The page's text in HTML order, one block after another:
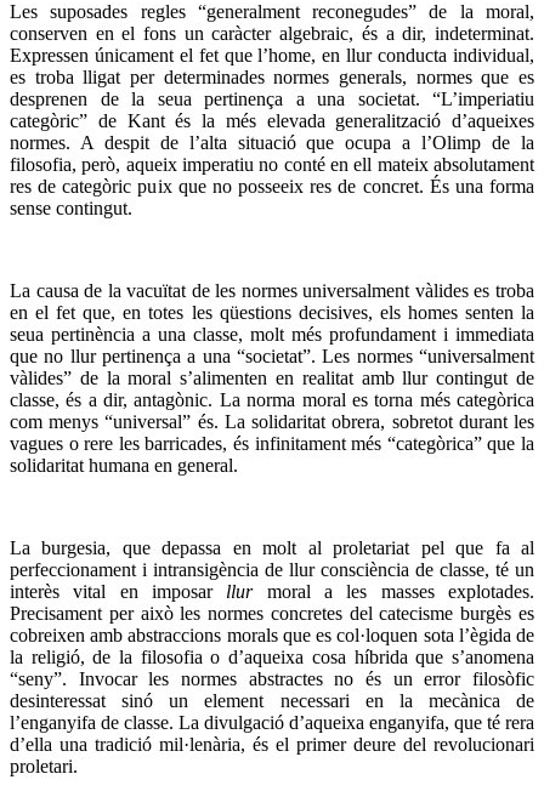
Les suposades regles “generalment reconegudes” de la moral,
conserven en el fons un caràcter algebraic, és a dir, indeterminat.
Expressen únicament el fet que l’home, en llur conducta individual,
es troba lligat per determinades normes generals, normes que es
desprenen de la seua pertinença a una societat. “L’imperiatiu
categòric” de Kant és la més elevada generalització d’aqueixes
normes. A despit de l’alta situació que ocupa a l’Olimp de la
filosofia, però, aqueix imperatiu no conté en ell mateix absolutament
res de categòric puix que no posseeix res de concret. És una forma
sense contingut.
La causa de la vacuïtat de les normes universalment vàlides es troba
en el fet que, en totes les qüestions decisives, els homes senten la
seua pertinència a una classe, molt més profundament i immediata
que no llur pertinença a una “societat”. Les normes “universalment
vàlides” de la moral s’alimenten en realitat amb llur contingut de
classe, és a dir, antagònic. La norma moral es torna més categòrica
com menys “universal” és. La solidaritat obrera, sobretot durant les
vagues o rere les barricades, és infinitament més “categòrica” que la
solidaritat humana en general.
La burgesia, que depassa en molt al proletariat pel que fa al
perfeccionament i intransigència de llur consciència de classe, té un
interès vital en imposar llurmoral a les masses explotades.
Precisament per això les normes concretes del catecisme burgès es
cobreixen amb abstraccions morals que es col·loquen sota l’ègida de
la religió, de la filosofia o d’aqueixa cosa híbrida que s’anomena
“seny”. Invocar les normes abstractes no és un error filosòfic
desinteressat sinó un element necessari en la mecànica de
l’enganyifa de classe. La divulgació d’aqueixa enganyifa, que té rera
d’ella una tradició mil·lenària, és el primer deure del revolucionari
proletari.